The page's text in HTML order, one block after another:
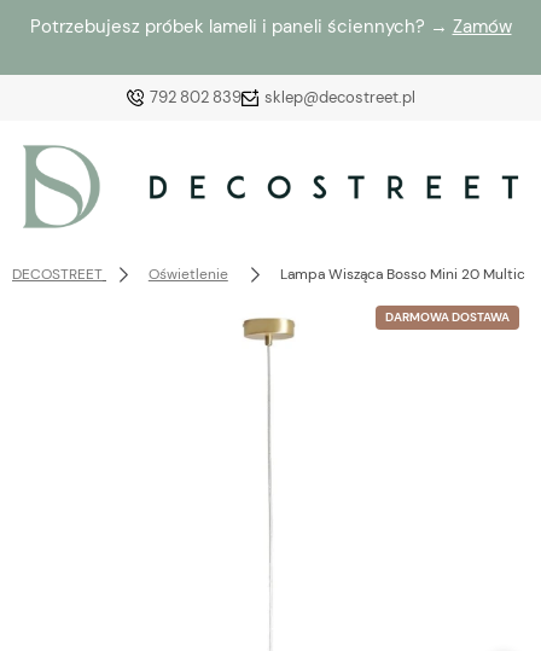
Potrzebujesz próbek lameli i paneli ściennych? → Zamów
792 802 839 sklep@decostreet.pl
Załóż konto
DECOSTREET Oświetlenie Lampa Wisząca Bosso Mini 20
DARMOWA DOSTAWA